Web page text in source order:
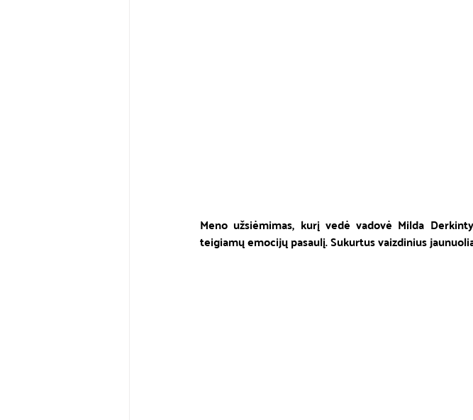
Meno užsiėmimas, kurį vedė vadovė Milda
teigiamų emocijų pasaulį. Sukurtus vaizdinius